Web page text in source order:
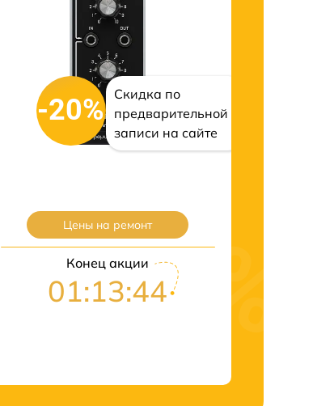
-20%
Скидка по
предварительной
записи на сайте
Цены на ремонт
Конец акции
01:13:43